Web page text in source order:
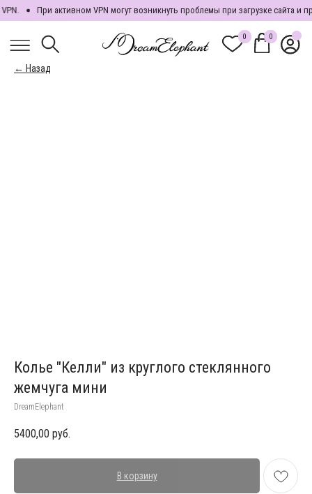
При активном VPN могут возникнуть проблемы при загрузке сайта и
← Назад
Колье "Келли" из круглого стеклянного
жемчуга мини
DreamElephant
5400,00 руб.
В корзину